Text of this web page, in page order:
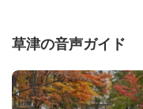
草津の音声ガイド